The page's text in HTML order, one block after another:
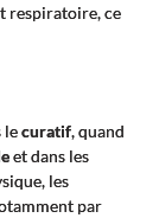
respiratoire, ce
lecuratif, quand
et dans les
les
par